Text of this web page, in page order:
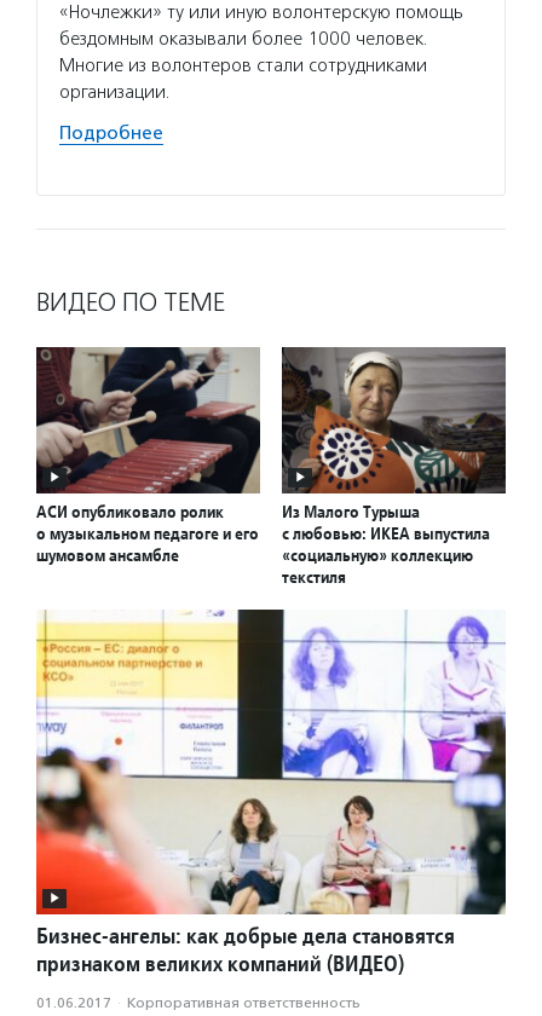
«Ночлежки» ту или иную волонтерскую помощь
бездомным оказывали более 1000 человек.
Многие из волонтеров стали сотрудниками
организации.
Подробнее
ВИДЕО ПО ТЕМЕ
АСИ опубликовало ролик
о музыкальном педагоге и его
шумовом ансамбле
Из Малого Турыша
с любовью: ИКЕА выпустила
«социальную» коллекцию
текстиля
Бизнес-ангелы: как добрые дела становятся
признаком великих компаний (ВИДЕО)
01.06.2017 · Корпоративная ответственность